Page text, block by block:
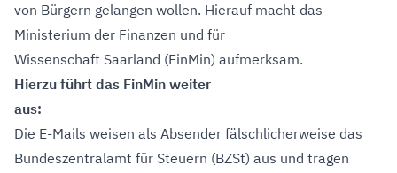
von Bürgern gelangen wollen. Hierauf macht das
Ministerium der Finanzen und für
Wissenschaft Saarland (FinMin) aufmerksam.
Hierzu führt das FinMin weiter
aus:
Die E-Mails weisen als Absender fälschlicherweise das
Bundeszentralamt für Steuern (BZSt) aus und tragen